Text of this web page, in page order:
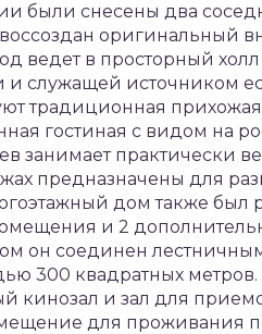
были снесены два
воссоздан оригинальный
ведет в просторный
служащей источником
традиционная
гостиная с видом на
занимает практически
предназначены для
дом также был
и 2
он соединен
300 квадратных
кинозал и зал для
для проживания